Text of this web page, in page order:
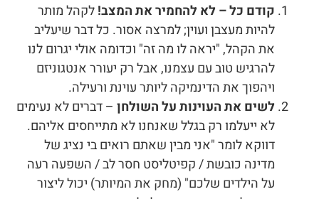
קודם כל –לא להחמיר את המצב!לקהל מותר
להיות מעצבן ועוין; למרצה אסור. כל דבר שיעליב
את הקהל, "יראה לו מה זה" וכדומה אולי יגרום לנו
להרגיש טוב עם עצמנו, אבל רק יעורר אנטגוניזם
ויהפוך את הדינמיקה ליותר עוינת ורעילה.
לשים את העוינות על השולחן – דברים לא נעימים
לא ייעלמו רק בגלל שאנחנו לא מתייחסים אליהם.
דווקא לומר "אני מבין שאתם רואים בי נציג של
מדינה כובשת / קפיטליסט חסר לב / השפעה רעה
על הילדים שלכם" (מחק את המיותר) יכול ליצור